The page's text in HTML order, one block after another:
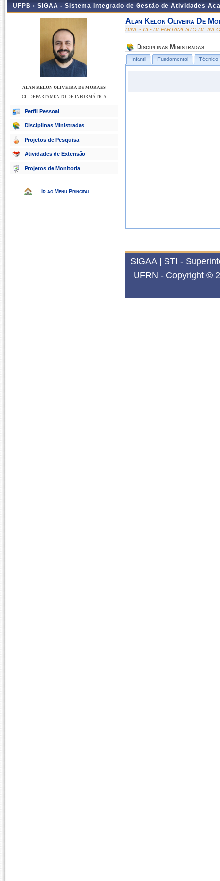
UFPB › SIGAA - Sistema Integrado de Gestão de Atividades
ALAN KELON OLIVEIRA DE MORAES
CI - DEPARTAMENTO DE INFORMÁTICA
Perfil Pessoal
Disciplinas Ministradas
Projetos de Pesquisa
Atividades de Extensão
Projetos de Monitoria
Ir ao Menu Principal
Alan Kelon Oliveira De
DINF - CI - DEPARTAMENTO DE
Disciplinas Ministradas
Infantil Fundamental Técnico
SIGAA | STI -
UFRN - Copyright ©